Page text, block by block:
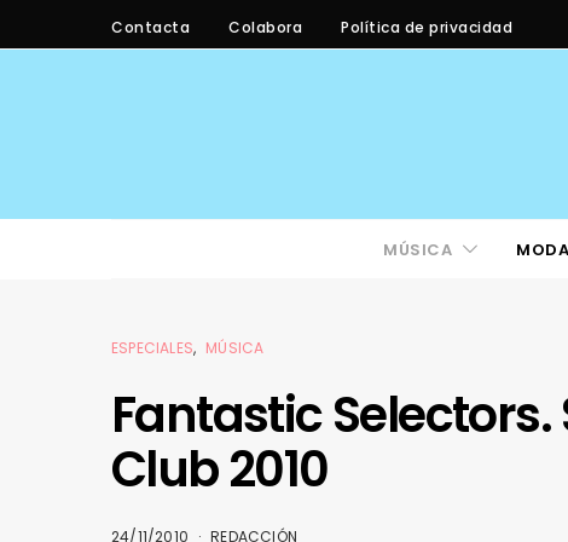
Contacta Colabora Política de privacidad
MÚSICA MODA
ESPECIALES MÚSICA
Fantastic
Club 2010
24/11/2010 REDACCIÓN